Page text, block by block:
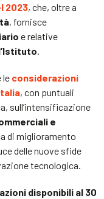
2023, che, oltre a
, fornisce
e relative
.
le considerazioni
, con puntuali
sull’intensificazione
e
di miglioramento
delle nuove sfide
tecnologica.
disponibili al 30